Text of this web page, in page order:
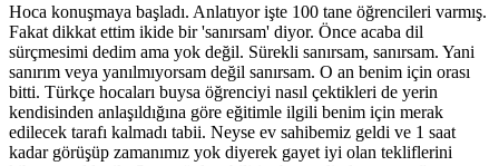
Hoca konuşmaya başladı. Anlatıyor işte 100 tane öğrencileri varmış.
Fakat dikkat ettim ikide bir 'sanırsam' diyor. Önce acaba dil
sürçmesimi dedim ama yok değil. Sürekli sanırsam, sanırsam. Yani
sanırım veya yanılmıyorsam değil sanırsam. O an benim için orası
bitti. Türkçe hocaları buysa öğrenciyi nasıl çektikleri de yerin
kendisinden anlaşıldığına göre eğitimle ilgili benim için merak
edilecek tarafı kalmadı tabii. Neyse ev sahibemiz geldi ve 1 saat
kadar görüşüp zamanımız yok diyerek gayet iyi olan tekliflerini